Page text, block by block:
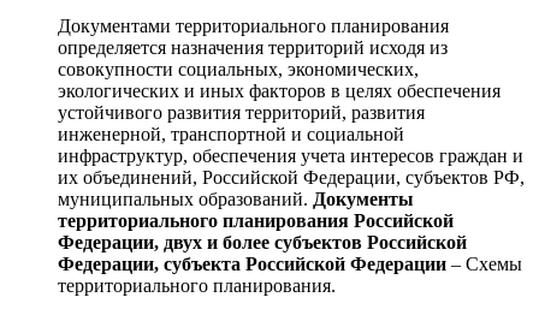
Документами территориального планирования
определяется назначения территорий исходя из
совокупности социальных, экономических,
экологических и иных факторов в целях обеспечения
устойчивого развития территорий, развития
инженерной, транспортной и социальной
инфраструктур, обеспечения учета интересов граждан и
их объединений, Российской Федерации, субъектов РФ,
муниципальных образований. Документы
территориального планирования Российской
Федерации, двух и более субъектов Российской
Федерации, субъекта Российской Федерации – Схемы
территориального планирования.